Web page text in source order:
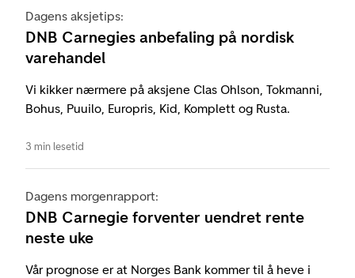
Dagens aksjetips:
DNB Carnegies anbefaling på nordisk
varehandel
Vi kikker nærmere på aksjene Clas Ohlson, Tokmanni,
Bohus, Puuilo, Europris, Kid, Komplett og Rusta.
3 min lesetid
Dagens morgenrapport:
DNB Carnegie forventer uendret rente
neste uke
Vår prognose er at Norges Bank kommer til å heve i